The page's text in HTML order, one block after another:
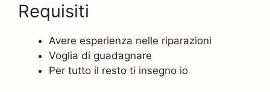
Requisiti
Avere esperienza nelle riparazioni
Voglia di guadagnare
Per tutto il resto ti insegno io